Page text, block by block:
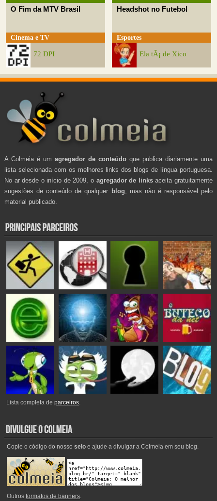
O Fim da MTV Brasil
Cinema e TV
72 DPI
Headshot no Futebol
Esportes
Ela tÃ¡ de Xico
A Colmeia é um agregador de conteúdo que publica diariamente uma
lista selecionada com os melhores links dos blogs de língua portuguesa.
No ar desde o início de 2009, o agregador de linksaceita gratuitamente
sugestões de conteúdo de qualquer blog , mas não é responsável pelo
material publicado.
Lista completa deparceiros.
Copie o código do nosso seloe ajude a divulgar a Colmeia em seu blog.
Outros formatos de banners.